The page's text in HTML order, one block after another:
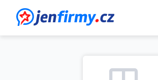
JenFirmy.cz